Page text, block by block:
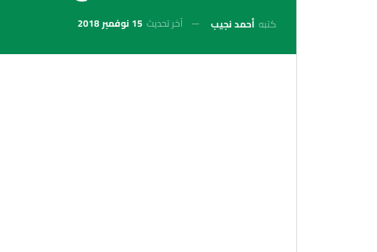
كتبه أحمد نجيب آخر تحديث 15 نوفمبر 2018